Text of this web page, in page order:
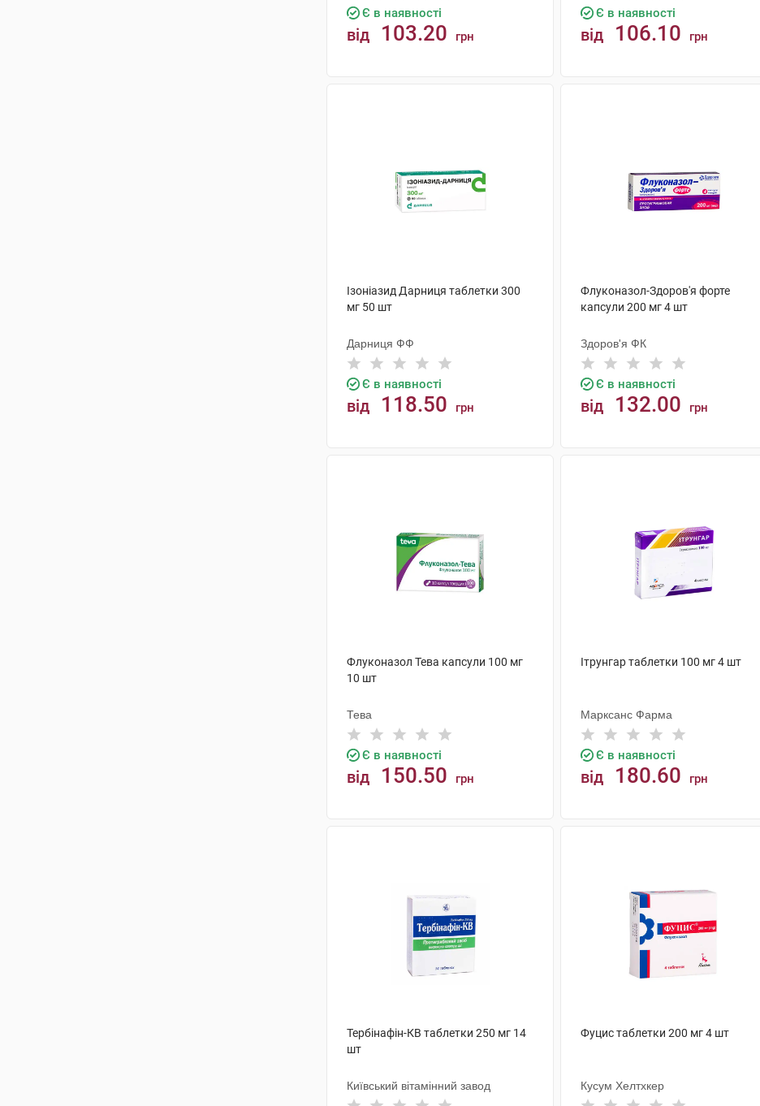
Є в наявності
від 103.20 грн
Є в наявності
від 106.10 грн
Ізоніазид Дарниця таблетки 300
мг 50 шт
Дарниця ФФ
Є в наявності
від 118.50 грн
Флуконазол-Здоров'я форте
капсули 200 мг 4 шт
Здоров'я ФК
Є в наявності
від 132.00 грн
Флуконазол Тева капсули 100 мг
10 шт
Тева
Є в наявності
від 150.50 грн
Ітрунгар таблетки 100 мг 4 шт
Марксанс Фарма
Є в наявності
від 180.60 грн
Тербінафін-КВ таблетки 250 мг 14
шт
Київський вітамінний завод
Фуцис таблетки 200 мг 4 шт
Кусум Хелтхкер